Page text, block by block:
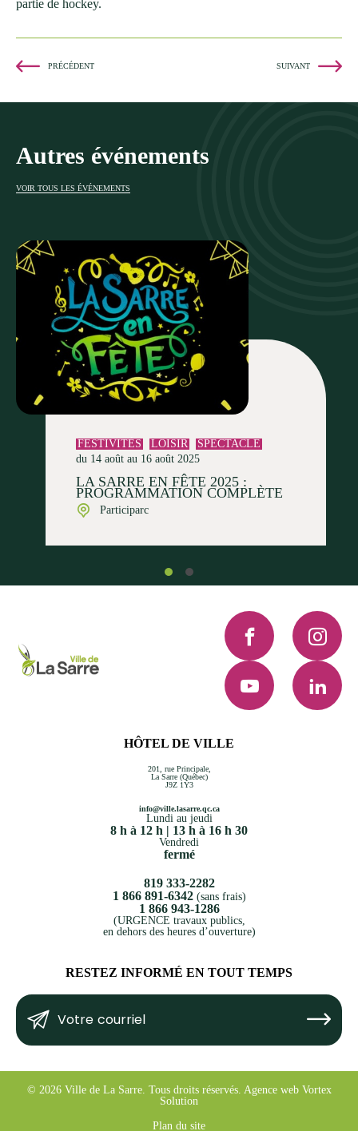
partie de hockey.
PRÉCÉDENT SUIVANT
Autres événements
VOIR TOUS LES ÉVÉNEMENTS
FESTIVITÉS LOISIR
SPECTACLE
du 14 août au 16 août 2025
LA SARRE EN FÊTE 2025 :
PROGRAMMATION COMPLÈTE
Participarc
HÔTEL DE VILLE
201, rue Principale,
La Sarre (Québec)
J9Z 1Y3
info@ville.lasarre.qc.ca
Lundi au jeudi
8 h à 12 h | 13 h à 16 h 30
Vendredi
fermé
819 333-2282
1 866 891-6342(sans frais)
1 866 943-1286
(URGENCE travaux publics,
en dehors des heures d’ouverture)
RESTEZ INFORMÉ EN TOUT TEMPS
Votre
courriel
(Nécessaire)
Submit
Facebook
YouTube
© 2026 Ville de La Sarre. Tous droits réservés. Agence web Vortex
Solution
Plan du site